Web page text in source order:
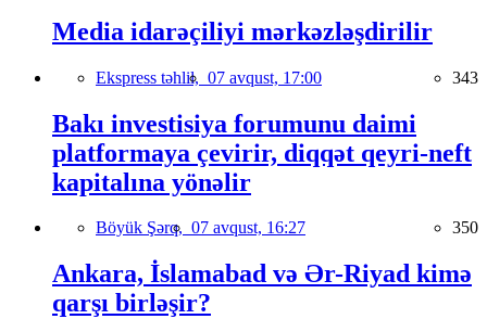
Media idarəçiliyi mərkəzləşdirilir
Ekspress təhlil, 07 avqust, 17:00 343
Bakı investisiya forumunu daimi
platformaya çevirir, diqqət qeyri-neft
kapitalına yönəlir
Böyük Şərq, 07 avqust, 16:27 350
Ankara, İslamabad və Ər-Riyad kimə
qarşı birləşir?